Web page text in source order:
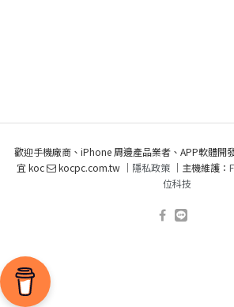
歡迎手機廠商、iPhone 周邊產品業者、APP軟體開
宜 koc
kocpc.com.tw ｜ 隱私政策｜主機維護：
位科技